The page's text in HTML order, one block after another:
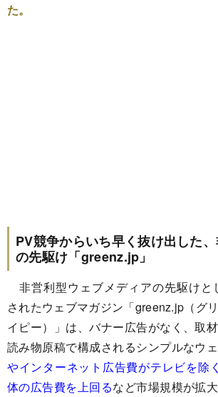
た。
PV競争からいち早く抜け出した
の先駆け「greenz.jp」
非営利型ウェブメディアの先駆けと
されたウェブマガジン「greenz.jp（グ
イピー）」は、バナー広告がなく、取
読み物原稿で構成されるシンプルなウェ
やインターネット広告費がテレビを除
体の広告費を上回るなど市場規模が拡